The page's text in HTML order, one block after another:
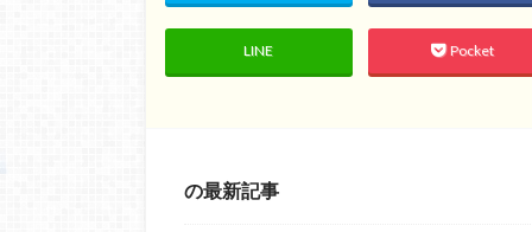
LINE Pocket
の最新記事